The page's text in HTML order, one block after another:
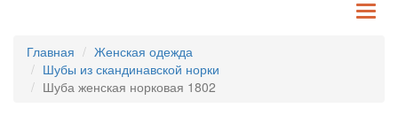
Главная
Женская одежда
Шубы из скандинавской норки
Шуба женская норковая 1802